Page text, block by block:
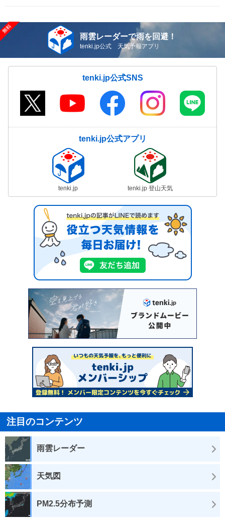
雨雲レーダーで雨を回避！
tenki.jp公式 天気予報アプリ
tenki.jp公式SNS
tenki.jp公式アプリ
tenki.jp tenki.jp 登山天気
注目のコンテンツ
雨雲レーダー
天気図
PM2.5分布予測